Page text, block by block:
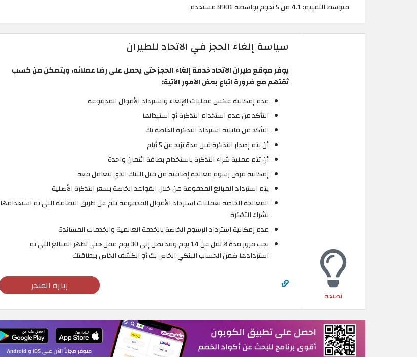
متوسط التقييم: 4.1 من 5 نجوم بواسطة 8901 مستخدم
نصيحة
سياسة إلغاء الحجز في الاتحاد للطيران
يوفر موقع طيران الاتحاد خدمة إلغاء الحجز حتى يحصل على رضا عملائه، ويتمكن من كسب
ثقتهم مع ضرورة اتباع بعض الأمور الآتية:
عدم إمكانية عكس عمليات الإلغاء واسترداد الأموال المدفوعة
التأكد من عدم استخدام التذكرة أو استبدالها
التأكد من قابلية استرداد التذكرة الخاصة بك
أن يتم إصدار التذكرة قبل مدة تزيد عن 5 أيام
أن تتم عملية شراء التذكرة باستخدام بطاقة ائتمان واحدة
إمكانية فرض رسوم معالجة إضافية من قبل البنك الذي تتعامل معه
يتم استرداد المبالغ المدفوعة من خلال القواعد الخاصة بسعر التذكرة الأصلية
المعالجة الخاصة بعمليات استرداد الأموال المدفوعة تتم عن طريق البطاقة التي تم استخدامها
لشراء التذكرة
عدم إمكانية استرداد الرسوم الخاصة بالخدمة العالمية والخدمات المساندة
يجب مرور مدة لا تقل عن 14 يوم وقد تصل إلى 30 يوم عمل حتى تظهر المبالغ التي تم
استردادها ضمن الحساب البنكي الخاص بك أو الكشف الخاص ببطاقتك
زيارة المتجر